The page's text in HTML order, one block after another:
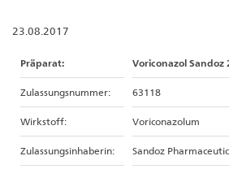
23.08.2017
Präparat: Voriconazol
Zulassungsnummer: 63118
Wirkstoff: Voriconazolum
Zulassungsinhaberin: Sandoz